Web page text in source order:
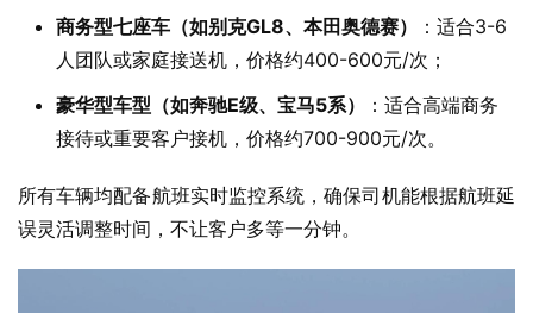
商务型七座车（如别克GL8、本田奥德赛）
：适合3-6
人团队或家庭接送机，价格约400-600元/次；
豪华型车型（如奔驰E级、宝马5系）
：适合高端商务
接待或重要客户接机，价格约700-900元/次。
所有车辆均配备航班实时监控系统，确保司机能根据航班延
误灵活调整时间，不让客户多等一分钟。